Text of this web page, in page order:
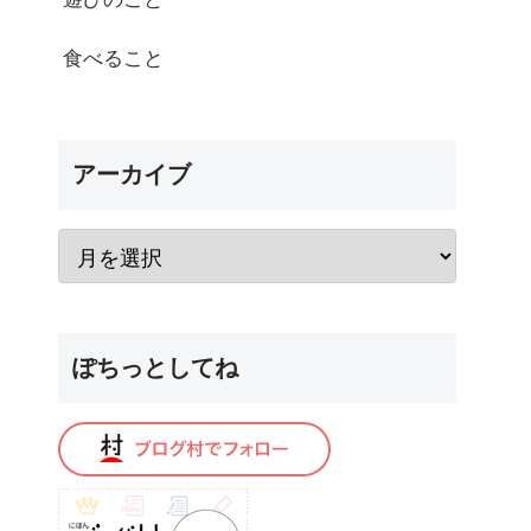
食べること
アーカイブ
ぽちっとしてね